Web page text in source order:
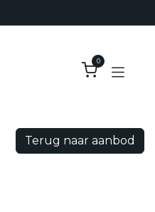
0
Terug naar aanbod